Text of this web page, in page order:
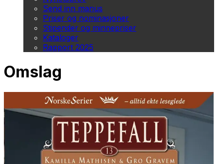
Send inn manus
Priser og nominasjoner
Stipender og minnepriser
Kataloger
Rapport 2025
Omslag